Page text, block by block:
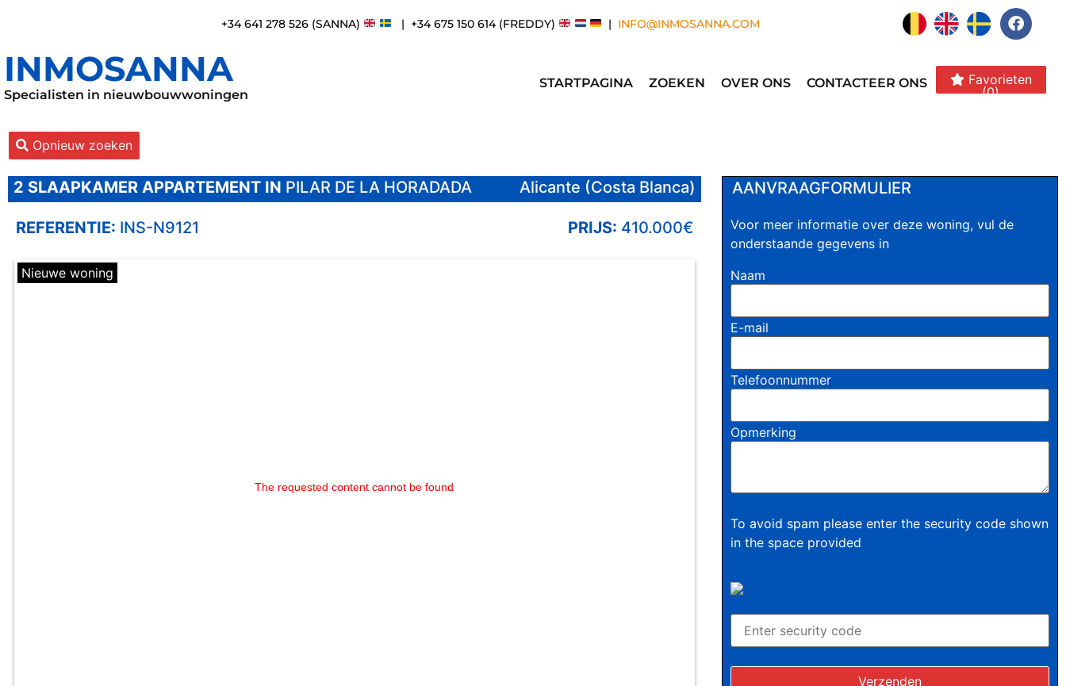
+34 641 278 526 (SANNA) | +34 675 150 614 (FREDDY) | INFO@INMOSANNA.COM
INMOSANNA
Specialisten in nieuwbouwwoningen
STARTPAGINA ZOEKEN OVER ONS CONTACTEER ONS
Favorieten
(0)
Opnieuw zoeken
2 SLAAPKAMER APPARTEMENT IN PILAR DE LA HORADADA Alicante (Costa Blanca)
REFERENTIE: INS-N9121 PRIJS: 410.000€
Nieuwe woning
The requested content cannot be found
AANVRAAGFORMULIER
Voor meer informatie over deze woning, vul de
onderstaande gegevens in
Naam
E-mail
Telefoonnummer
Opmerking
To avoid spam please enter the security code shown
in the space provided